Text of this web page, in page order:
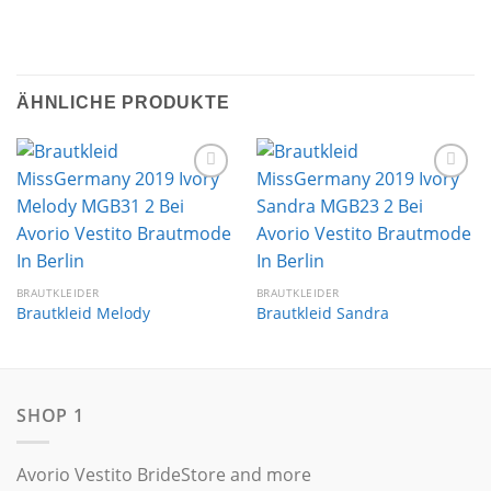
ÄHNLICHE PRODUKTE
Wunschliste
BRAUTKLEIDER
Brautkleid Melody
Wunschliste
BRAUTKLEIDER
Brautkleid Sandra
SHOP 1
Avorio Vestito BrideStore and more